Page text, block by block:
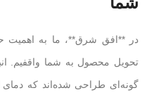
در **افق شرق**، ما به اهمیت
تحویل محصول به شما واقفیم.
گونه‌ای طراحی شده‌اند که دمای